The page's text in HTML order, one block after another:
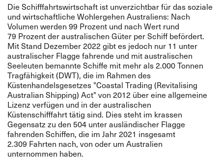
Die Schifffahrtswirtschaft ist unverzichtbar für das soziale
und wirtschaftliche Wohlergehen Australiens: Nach
Volumen werden 99 Prozent und nach Wert rund
79 Prozent der australischen Güter per Schiff befördert.
Mit Stand Dezember 2022 gibt es jedoch nur 11 unter
australischer Flagge fahrende und mit australischen
Seeleuten bemannte Schiffe mit mehr als 2.000 Tonnen
Tragfähigkeit (DWT), die im Rahmen des
Küstenhandelsgesetzes "Coastal Trading (Revitalising
Australian Shipping) Act" von 2012 über eine allgemeine
Lizenz verfügen und in der australischen
Küstenschifffahrt tätig sind. Dies steht im krassen
Gegensatz zu den 504 unter ausländischer Flagge
fahrenden Schiffen, die im Jahr 2021 insgesamt
2.309 Fahrten nach, von oder um Australien
unternommen haben.